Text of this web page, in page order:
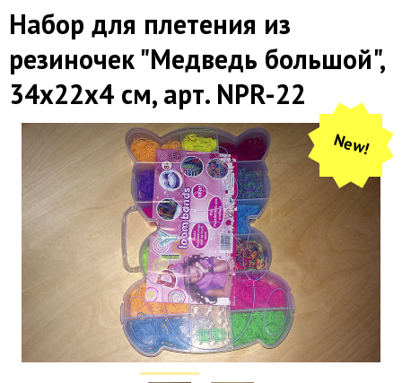
Набор для плетения из
резиночек "Медведь большой",
34х22х4 см, арт. NPR-22
New!